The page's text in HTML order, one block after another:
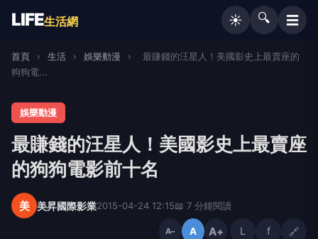
LIFE生活網 ☀️ 🔍 ☰
首頁 › 生活 › 娛樂動漫 ›
最賺錢的汪星人！美國影史上最賣座的
狗狗電...
娛樂動漫
最賺錢的汪星人！美國影史上最賣座
的狗狗電影前十名
美 美昇國際影業2015-04-24 12:15📖 7 分鐘閱讀
A− A A+ L f 🔗